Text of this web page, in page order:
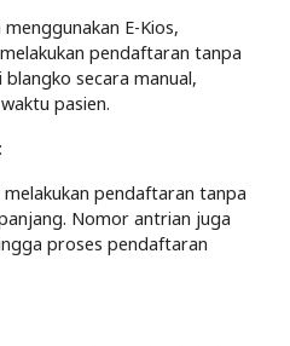
E-Kios,
pendaftaran tanpa
secara manual,
pasien.
pendaftaran tanpa
Nomor antrian juga
proses pendaftaran